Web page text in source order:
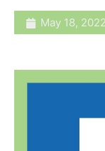
May 18, 2022